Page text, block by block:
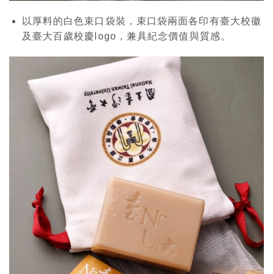
以厚料的白色束口袋裝，束口袋兩面各印有臺大校徽
及臺大百歲校慶logo，兼具紀念價值與質感。